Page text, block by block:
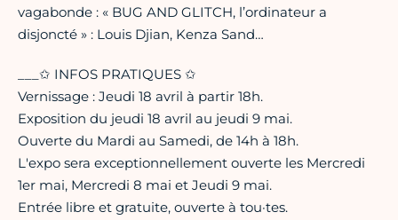
vagabonde : « BUG AND GLITCH, l’ordinateur a
disjoncté » : Louis Djian, Kenza Sand…
___✩ INFOS PRATIQUES ✩
Vernissage : Jeudi 18 avril à partir 18h.
Exposition du jeudi 18 avril au jeudi 9 mai.
Ouverte du Mardi au Samedi, de 14h à 18h.
L'expo sera exceptionnellement ouverte les Mercredi
1er mai, Mercredi 8 mai et Jeudi 9 mai.
Entrée libre et gratuite, ouverte à tou·tes.